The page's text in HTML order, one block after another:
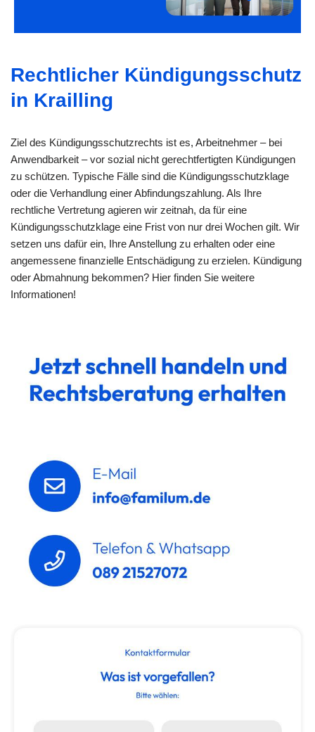
Rechtlicher Kündigungsschutz
in Krailling
Ziel des Kündigungsschutzrechts ist es, Arbeitnehmer – bei
Anwendbarkeit – vor sozial nicht gerechtfertigten Kündigungen
zu schützen. Typische Fälle sind die Kündigungsschutzklage
oder die Verhandlung einer Abfindungszahlung. Als Ihre
rechtliche Vertretung agieren wir zeitnah, da für eine
Kündigungsschutzklage eine Frist von nur drei Wochen gilt. Wir
setzen uns dafür ein, Ihre Anstellung zu erhalten oder eine
angemessene finanzielle Entschädigung zu erzielen. Kündigung
oder Abmahnung bekommen? Hier finden Sie weitere
Informationen!